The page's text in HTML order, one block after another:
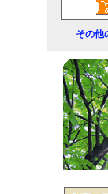
その他